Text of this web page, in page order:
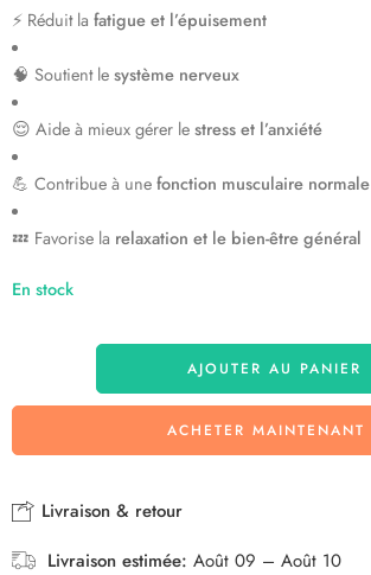
⚡ Réduit la fatigue et l’épuisement
🧠 Soutient lesystème nerveux
😌 Aide à mieux gérer lestress et l’anxiété
💪 Contribue à unefonction musculaire normale
💤 Favorise la relaxation et le bien-être général
En stock
AJOUTER AU PANIER
ACHETER MAINTENANT
Livraison & retour
Livraison estimée: Août 09 – Août 10